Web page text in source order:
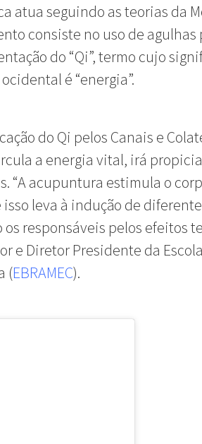
atua seguindo as teorias da
consiste no uso de agulhas
do “Qi”, termo cujo
é “energia”.
do Qi pelos Canais e
a energia vital, irá
“A acupuntura estimula o
isso leva à indução de
os responsáveis pelos efeitos
e Diretor Presidente da
(EBRAMEC).